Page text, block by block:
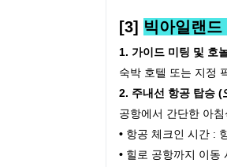
[3] 빅아일랜
1. 가이드 미팅 및 호
숙박 호텔 또는 지정
2. 주내선 항공 탑승
공항에서 간단한 아
• 항공 체크인 시간 :
• 힐로 공항까지 이동